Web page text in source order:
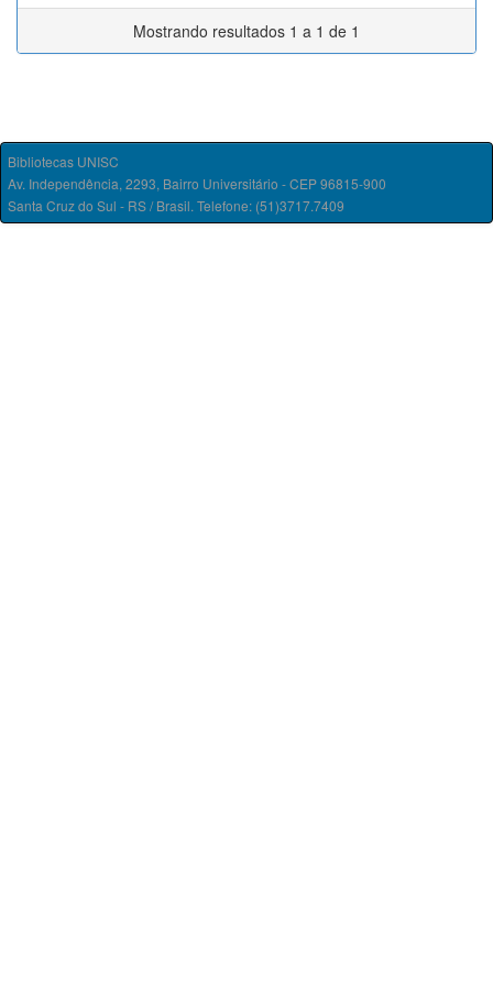
Mostrando resultados 1 a 1 de 1
Bibliotecas UNISC
Av. Independência, 2293, Bairro Universitário - CEP 96815-900
Santa Cruz do Sul - RS / Brasil. Telefone: (51)3717.7409